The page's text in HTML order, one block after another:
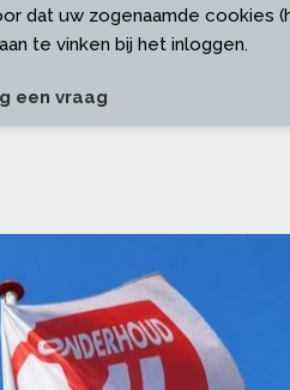
dat uw zogenaamde cookies
te vinken bij het inloggen.
een vraag